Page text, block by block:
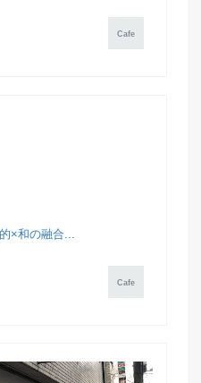
Cafe
×和の融合...
Cafe